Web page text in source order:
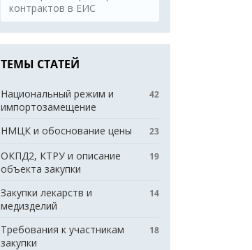
контрактов в ЕИС
ТЕМЫ СТАТЕЙ
Национальный режим и
импортозамещение
42
НМЦК и обоснование цены 23
ОКПД2, КТРУ и описание
объекта закупки
19
Закупки лекарств и
медизделий
14
Требования к участникам
закупки
18